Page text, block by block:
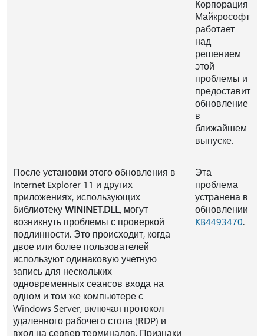
Корпорация
Майкрософт
работает
над
решением
этой
проблемы и
предоставит
обновление
в
ближайшем
выпуске.
После установки этого обновления в
Internet Explorer 11 и других
приложениях, использующих
библиотекуWININET.DLL, могут
возникнуть проблемы с проверкой
подлинности. Это происходит, когда
двое или более пользователей
используют одинаковую учетную
запись для нескольких
одновременных сеансов входа на
одном и том же компьютере с
Windows Server, включая протокол
удаленного рабочего стола (RDP) и
вход на сервер терминалов. Признаки
Эта
проблема
устранена в
обновлении
KB4493470.